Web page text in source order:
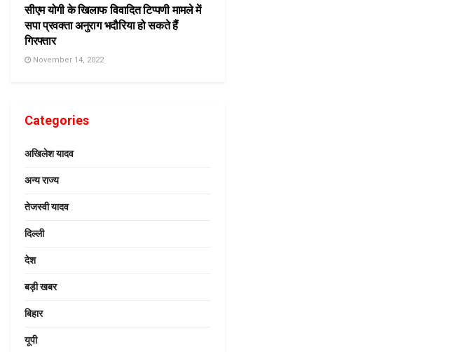
सीएम योगी के खिलाफ विवादित टिप्पणी मामले में
सपा प्रवक्ता अनुराग भदौरिया हो सकते हैं
गिरफ्तार
November 14, 2022
Categories
अखिलेश यादव
अन्य राज्य
तेजस्वी यादव
दिल्ली
देश
बड़ी खबर
बिहार
यूपी